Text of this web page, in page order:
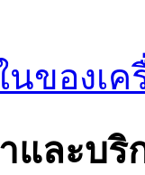
ของเค
ละบริ